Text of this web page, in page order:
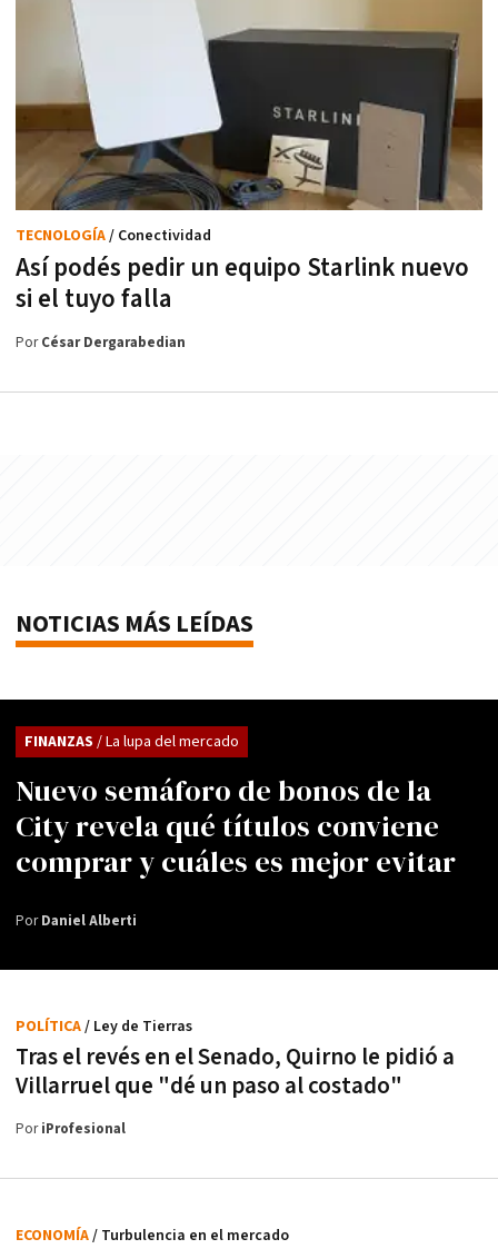
Así podés pedir un equipo Starlink nuevo
si el tuyo falla
TECNOLOGÍA/ Conectividad
PorCésar Dergarabedian
NOTICIAS MÁS LEÍDAS
Nuevo semáforo de bonos de la
City revela qué títulos conviene
comprar y cuáles es mejor evitar
FINANZAS / La lupa del mercado
PorDaniel Alberti
Tras el revés en el Senado, Quirno le pidió a
Villarruel que "dé un paso al costado"
POLÍTICA/ Ley de Tierras
PoriProfesional
ECONOMÍA/ Turbulencia en el mercado